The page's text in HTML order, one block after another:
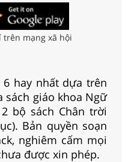
mạng xã hội
hay nhất dựa trên
sách giáo khoa Ngữ
bộ sách Chân trời
Bản quyền soạn
nghiêm cấm mọi
được xin phép.